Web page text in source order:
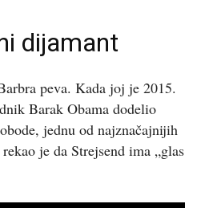
dijamant
peva. Kada joj je 2015.
Barak Obama dodelio
jednu od najznačajnijih
je da Strejsend ima „glas